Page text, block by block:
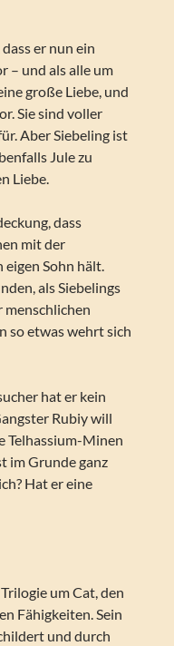
er nun ein
– und als alle um
große Liebe, und
Sie sind voller
Aber Siebeling ist
Jule zu
Liebe.
dass
mit der
Sohn hält.
als Siebelings
menschlichen
so etwas wehrt sich
hat er kein
Rubiy will
Telhassium-Minen
im Grunde ganz
Hat er eine
um Cat, den
Fähigkeiten. Sein
und durch